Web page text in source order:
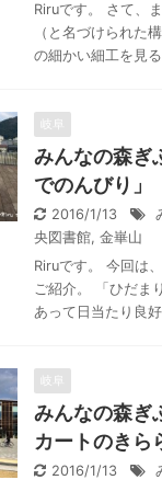
Riruです。 さて、
（と名づけられた
の細かい細工を見
岐阜
みんなの森ぎ
でのんびり」
2016/1/13
央図書館, 金崋山
Riruです。 今回は
ご紹介。 「ひだま
あって日当たり良
岐阜
みんなの森ぎ
カートのきら
2016/1/13